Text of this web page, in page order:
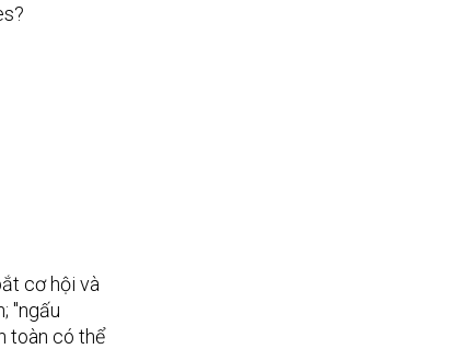
cơ hội và
"ngấu
toàn có thể